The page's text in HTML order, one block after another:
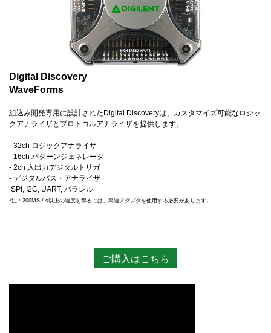
Digital Discovery
WaveForms
組込み開発専用に設計されたDigital Discoveryは、カスタマイズ可能なロジッ
クアナライザとプロトコルアナライザを提供します。
- 32ch ロジックアナライザ
- 16ch パターンジェネレータ
- 2ch 入出力デジタルトリガ
- デジタルバス・アナライザ
SPI, I2C, UART, パラレル
*注：200MS / s以上の速度を得るには、高速アダプタを使用する必要があります。
ご購入はこちら